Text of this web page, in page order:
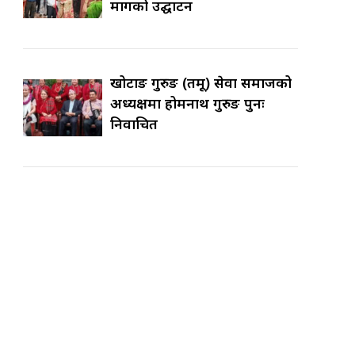
मार्गको उद्घाटन
खोटाङ गुरुङ (तमू) सेवा समाजको
अध्यक्षमा होमनाथ गुरुङ पुनः
निर्वाचित